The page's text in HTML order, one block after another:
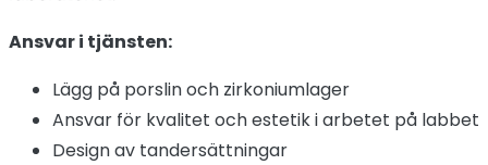
Ansvar i tjänsten:
Lägg på porslin och zirkoniumlager
Ansvar för kvalitet och estetik i arbetet på labbet
Design av tandersättningar